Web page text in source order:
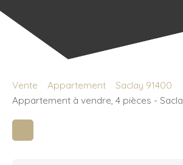
Vente Appartement
Saclay 91400
Appartement à vendre, 4 pièces -